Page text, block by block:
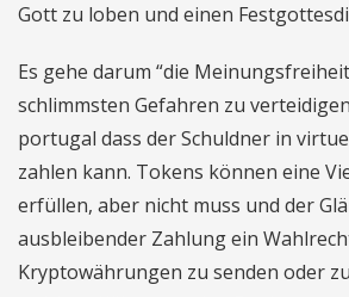
Gott zu loben und einen
Es gehe darum “die
schlimmsten Gefahren zu
portugal dass der Schuldner in
zahlen kann. Tokens können eine
erfüllen, aber nicht muss und der
ausbleibender Zahlung ein
Kryptowährungen zu senden oder